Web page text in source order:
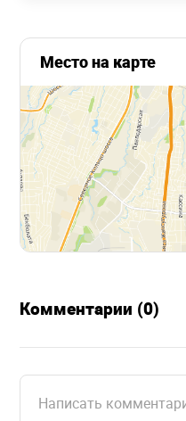
Место на карте
Комментарии (0)